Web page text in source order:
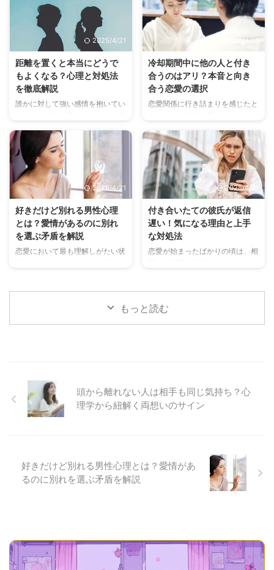
を７個まとめてみました！「え!
こんなところを見ているの！」な
んて驚いてしまうようなところ
も、男性って結構チェックしてい
るようです。ぜひこれをチェック
シートのようにまとめて、デート
前のチェックに活用してみてくだ
さいね。 男性ががっかりする初
デートのNG行動7つ 初デートは
も、男性が密かに気にしているポ
イントを知っておくと安心です。
ん。復縁して幸せになれるカップ
ルには、実はいくつかの共通点が
あります。この記事では、復縁で
きるカップルの特徴や、復縁を成
功させるためのポイントを詳しく
解説します。別れた相手ともう一
度幸せになりたいと願うあなた
に、役立つ情報をお届けします。
復縁できるカップルの特徴 復縁
「好き」という気持ちだけでな
く、関係性の質や二人の成長が大
きく ...
2025/4/21
距離を置くと本当にどうで
もよくなる？心理と対処法
を徹底解説
誰かに対して強い感情を抱いてい
にかどうでもよくなった経験はあ
りませんか？あるいは、「距離を
置けば気持ちが冷めるかも」と期
待したのに、なかなか忘れられな
い相手がいるかもしれません。
距離を置くことで感情がどう変化
するのか、その心理メカニズムと
向き合い方について詳しく解説し
ます。「どうでもよくなる」とい
う現象の裏側には、私たちの心の
複雑な動きがあります。この記事
2025/4/21
冷却期間中に他の人と付き
合うのはアリ？本音と向き
合う恋愛の選択
恋愛関係に行き詰まりを感じたと
選択をすることがあります。この
「冷却期間」と呼ばれる時間は、
お互いの気持ちや関係性を見つめ
直す大切な期間です。でも、その
間に新しい出会いがあったら？
「冷却期間中に他の人と付き合う
のはアリなの？」という疑問は多
くの人が抱えるものです。 この
記事では、冷却期間中の恋愛につ
いて考えていきます。メリットや
デメリット、考えるべきポイン
言 ...
2025/4/21
好きだけど別れる男性心理
とは？愛情があるのに別れ
を選ぶ矛盾を解説
恋愛において最も理解しがたい状
させます。愛情があるのになぜ別
れを選ぶのか。その矛盾した心理
そんな状況に直面したときの対処
法までご紹介します。彼の本音を
理解することで、自分自身の心の
2025/4/21
付き合いたての彼氏が返信
遅い！気になる理由と上手
な対処法
恋愛が始まったばかりの頃は、相
「付き合いたての彼氏からの返信
が遅い…」そんな悩みを抱えてい
安になってしまうことも。でも、
実はそこには様々な理由が隠れて
いるかもしれません。 この記事
もっと読む
頭から離れない人は相手も同じ気持ち？心
理学から紐解く両想いのサイン
好きだけど別れる男性心理とは？愛情があ
るのに別れを選ぶ矛盾を解説